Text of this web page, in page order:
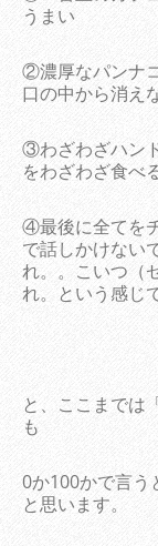
うまい
②濃厚なパンナ
口の中から消え
③わざわざハン
をわざわざ食べ
④最後に全てを
で話しかけない
れ。。こいつ（
れ。という感じ
と、ここまでは
も
0か100かで言う
と思います。